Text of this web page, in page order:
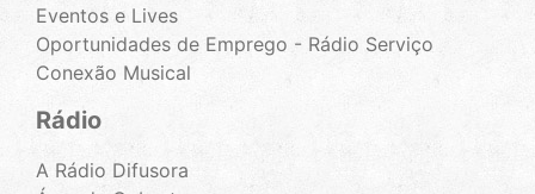
Eventos e Lives
Oportunidades de Emprego - Rádio Serviço
Conexão Musical
Rádio
A Rádio Difusora